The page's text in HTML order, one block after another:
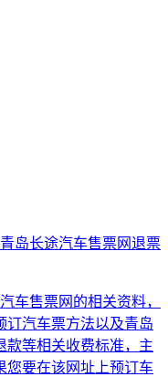
岛长途汽车售票网退票
车售票网的相关资料，
订汽车票方法以及青岛
款等相关收费标准，主
您要在该网址上预订车